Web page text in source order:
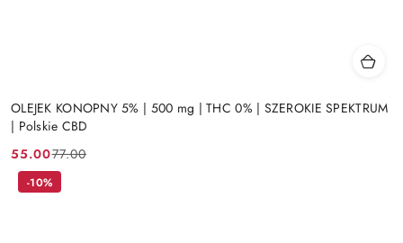
OLEJEK KONOPNY 5% | 500 mg | THC 0% | SZEROKIE SPEKTRUM
| Polskie CBD
Cena
promocyjna:
55.00
Cena
przed
77.00
-10%